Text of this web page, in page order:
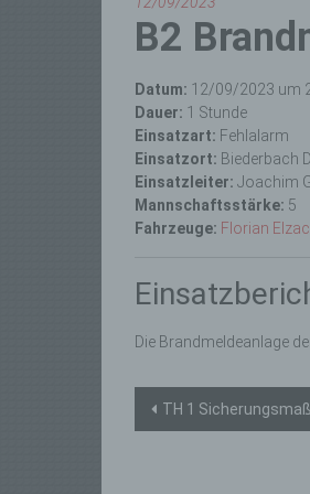
B2
Datum: 12/09/2023 um
Dauer: 1 Stunde
Einsatzart: Fehlalarm
Einsatzort: Biederbach
Einsatzleiter: Joachim
Mannschaftsstärke: 5
Fahrzeuge: Florian
Die Brandmeldeanlage
TH 1